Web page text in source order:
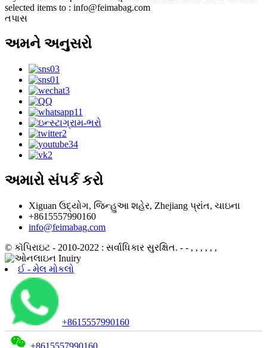
selected items to : info@feimabag.com
તપાસ
અમને અનુસરો
અમારો સંપર્ક કરો
Xiguan ઉદ્યોગ, જિન્હુઆ શહેર, Zhejiang પ્રાંત, ચાઇના
+8615557990160
info@feimabag.com
© કૉપિરાઇટ - 2010-2022 : સર્વાધિકાર સુરક્ષિત. - - , , , , , ,
ઈ - મેલ મોકલો
+8615557990160
+8615557990160